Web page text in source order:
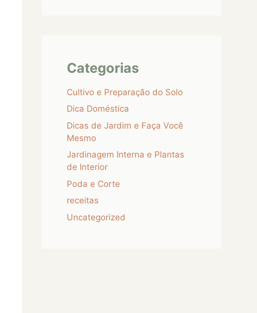
Categorias
Cultivo e Preparação do Solo
Dica Doméstica
Dicas de Jardim e Faça Você
Mesmo
Jardinagem Interna e Plantas
de Interior
Poda e Corte
receitas
Uncategorized